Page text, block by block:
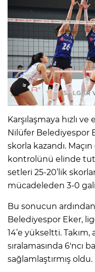
Karşılaşmaya hızlı
Nilüfer Belediyespor
skorla kazandı.
kontrolünü elinde
setleri 25-20’lik
mücadeleden 3-0
Bu sonucun
Belediyespor Eker,
14’e yükseltti.
sıralamasında 6'ncı
sağlamlaştırmış oldu.